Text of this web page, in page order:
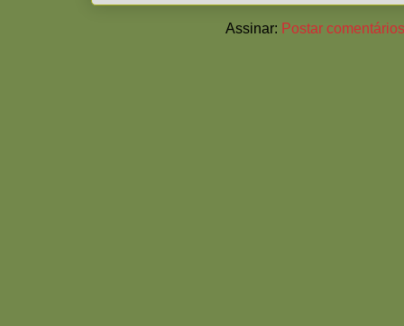
Assinar: Postar